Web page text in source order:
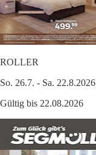
ROLLER
So. 26.7. - Sa. 22.8.2026
Gültig bis 22.08.2026